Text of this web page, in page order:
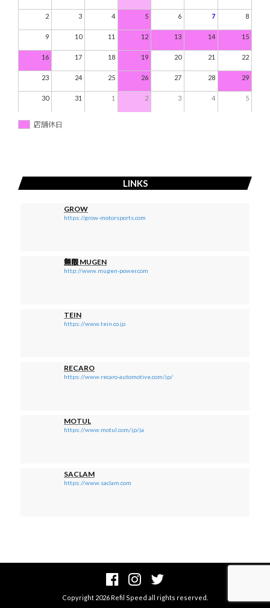
2 3 4 5 6 7 8
9 10 11 12 13 14 15
16 17 18 19 20 21 22
23 24 25 26 27 28 29
30 31 1 2 3 4 5
店舗休日
LINKS
GROW
https://grow-motorsports.com
無限 MUGEN
http://www.mugen-power.com
TEIN
https://www.tein.co.jp
RECARO
https://www.recaro-automotive.com/jp/
MOTUL
https://www.motul.com/jp/ja
SACLAM
https://www.saclam.com
FacebookInstagramTwitter
Copyright 2026 Refil Speed all rights reserved.